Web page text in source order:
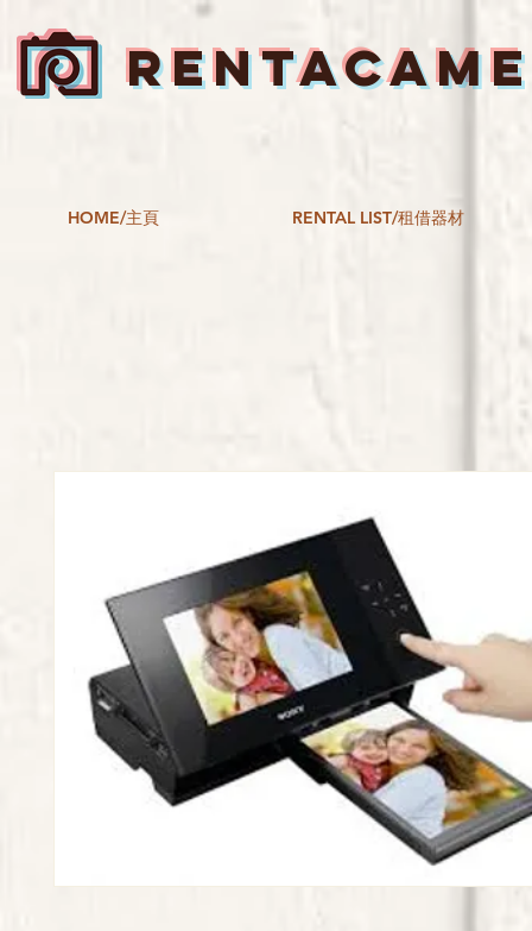
HOME/主頁 RENTAL LIST/租借器材